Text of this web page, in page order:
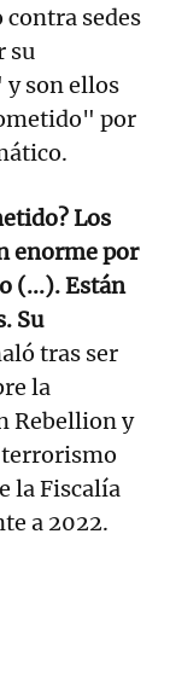
contra sedes
su
son ellos
por
Los
enorme por
(...). Están
Su
tras ser
la
Rebellion y
la Fiscalía
a 2022.